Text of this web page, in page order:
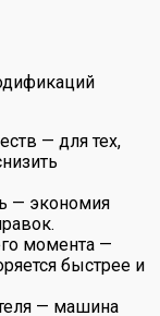
— для тех,
— экономия
момента —
быстрее и
— машина